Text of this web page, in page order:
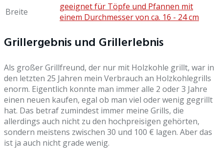
Breite
geeignet für Töpfe und Pfannen mit
einem Durchmesser von ca. 16 - 24 cm
Grillergebnis und Grillerlebnis
Als großer Grillfreund, der nur mit Holzkohle grillt, war in
den letzten 25 Jahren mein Verbrauch an Holzkohlegrills
enorm. Eigentlich konnte man immer alle 2 oder 3 Jahre
einen neuen kaufen, egal ob man viel oder wenig gegrillt
hat. Das betraf zumindest immer meine Grills, die
allerdings auch nicht zu den hochpreisigen gehörten,
sondern meistens zwischen 30 und 100 € lagen. Aber das
ist ja auch nicht grade wenig.